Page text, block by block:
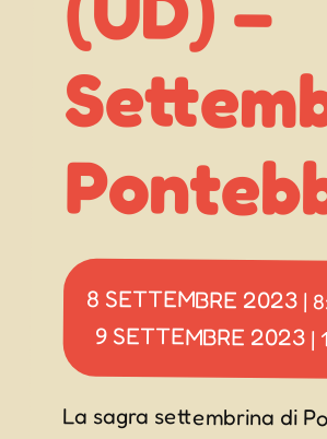
8 SETTEMBRE 2023 |
9 SETTEMBRE 2023 |
La sagra settembrina di
una festa molto
centro del paese, una
cui ci saranno